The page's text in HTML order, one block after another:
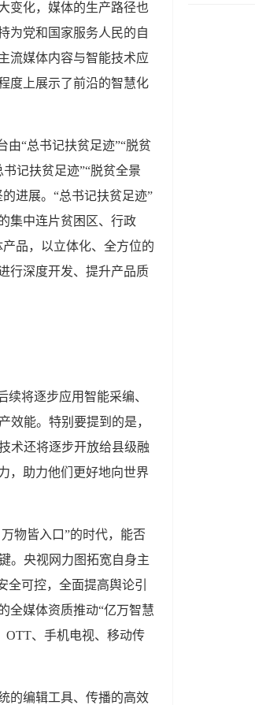
变化，媒体的生产路径也
为党和国家服务人民的自
流媒体内容与智能技术应
度上展示了前沿的智慧化
由“总书记扶贫足迹”“脱贫
记扶贫足迹”“脱贫全景
进展。“总书记扶贫足迹”
集中连片贫困区、行政
品，以立体化、全方位的
行深度开发、提升产品质
将逐步应用智能采编、
效能。特别要提到的是，
术还将逐步开放给县级融
，助力他们更好地向世界
物皆入口”的时代，能否
。央视网力图拓宽自身主
全可控，全面提高舆论引
全媒体资质推动“亿万智慧
OTT、手机电视、移动传
的编辑工具、传播的高效